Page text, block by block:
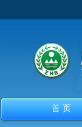
首 页